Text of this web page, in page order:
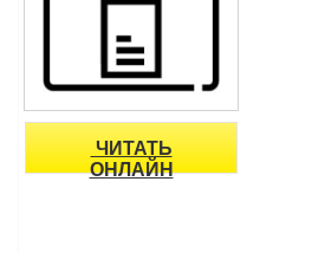
ЧИТАТЬ
ОНЛАЙН